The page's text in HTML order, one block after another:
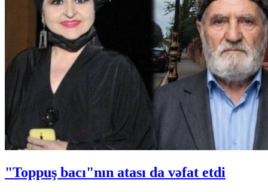
"Toppuş bacı"nın atası da vəfat etdi